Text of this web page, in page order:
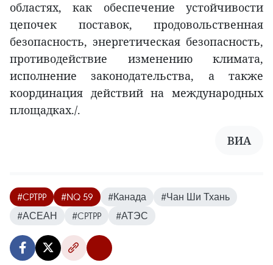
областях, как обеспечение устойчивости
цепочек поставок, продовольственная
безопасность, энергетическая безопасность,
противодействие изменению климата,
исполнение законодательства, а также
координация действий на международных
площадках./.
ВИА
#CPTPP #NQ 59 #Канада
#Чан Ши Тхань
#АСЕАН
#CPTPP #АТЭС